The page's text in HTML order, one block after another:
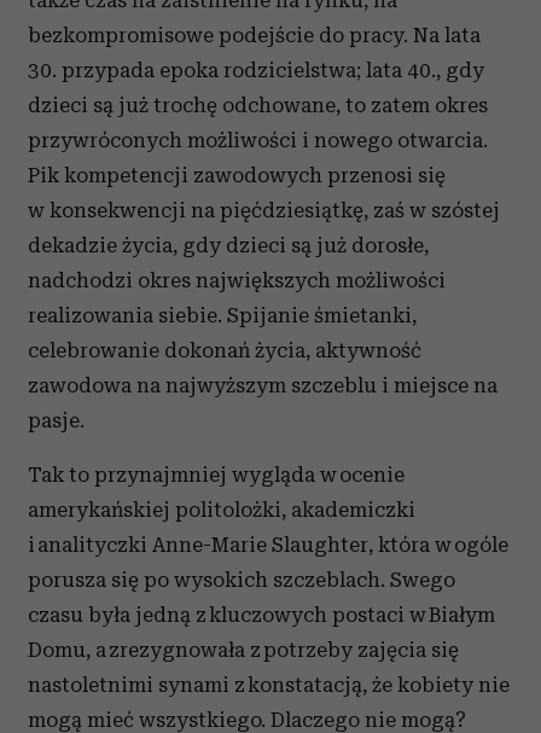
bezkompromisowe podejście do pracy. Na lata
30. przypada epoka rodzicielstwa; lata 40., gdy
dzieci są już trochę odchowane, to zatem okres
przywróconych możliwości i nowego otwarcia.
Pik kompetencji zawodowych przenosi się
w konsekwencji na pięćdziesiątkę, zaś w szóstej
dekadzie życia, gdy dzieci są już dorosłe,
nadchodzi okres największych możliwości
realizowania siebie. Spijanie śmietanki,
celebrowanie dokonań życia, aktywność
zawodowa na najwyższym szczeblu i miejsce na
pasje.
Tak to przynajmniej wygląda w ocenie
amerykańskiej politolożki, akademiczki
i analityczki Anne-Marie Slaughter, która w ogóle
porusza się po wysokich szczeblach. Swego
czasu była jedną z kluczowych postaci w Białym
Domu, a zrezygnowała z potrzeby zajęcia się
nastoletnimi synami z konstatacją, że kobiety nie
mogą mieć wszystkiego. Dlaczego nie mogą?